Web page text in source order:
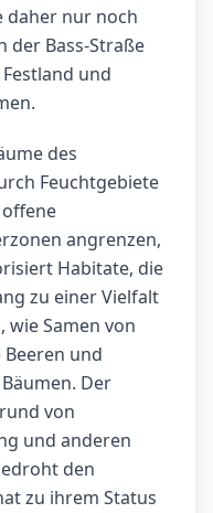
daher nur noch
der Bass-Straße
und
des
Feuchtgebiete
angrenzen,
Habitate, die
zu einer Vielfalt
Samen von
und
Der
von
und anderen
den
zu ihrem Status